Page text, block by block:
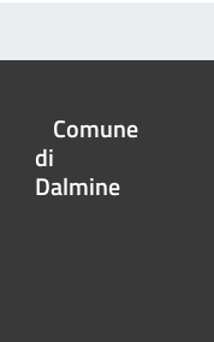
Comune
di
Dalmine